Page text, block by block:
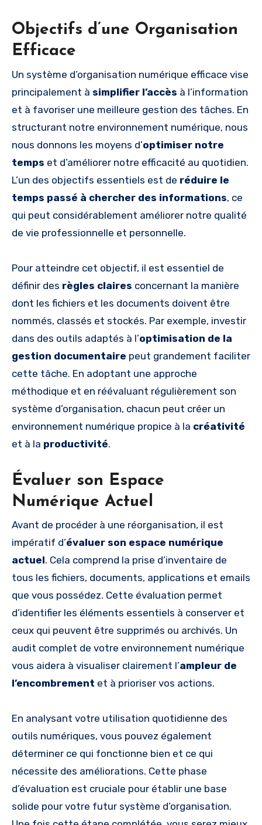
Objectifs d’une Organisation
Efficace
Un système d’organisation numérique efficace vise
principalement à simplifier l’accès à l’information
et à favoriser une meilleure gestion des tâches. En
structurant notre environnement numérique, nous
nous donnons les moyens d’optimiser notre
temps et d’améliorer notre efficacité au quotidien.
L’un des objectifs essentiels est de réduire le
temps passé à chercher des informations, ce
qui peut considérablement améliorer notre qualité
de vie professionnelle et personnelle.
Pour atteindre cet objectif, il est essentiel de
définir des règles claires concernant la manière
dont les fichiers et les documents doivent être
nommés, classés et stockés. Par exemple, investir
dans des outils adaptés à l’optimisation de la
gestion documentaire peut grandement faciliter
cette tâche. En adoptant une approche
méthodique et en réévaluant régulièrement son
système d’organisation, chacun peut créer un
environnement numérique propice à la créativité
et à la productivité.
Évaluer son Espace
Numérique Actuel
Avant de procéder à une réorganisation, il est
impératif d’évaluer son espace numérique
actuel. Cela comprend la prise d’inventaire de
tous les fichiers, documents, applications et emails
que vous possédez. Cette évaluation permet
d’identifier les éléments essentiels à conserver et
ceux qui peuvent être supprimés ou archivés. Un
audit complet de votre environnement numérique
vous aidera à visualiser clairement l’ampleur de
l’encombrement et à prioriser vos actions.
En analysant votre utilisation quotidienne des
outils numériques, vous pouvez également
déterminer ce qui fonctionne bien et ce qui
nécessite des améliorations. Cette phase
d’évaluation est cruciale pour établir une base
solide pour votre futur système d’organisation.